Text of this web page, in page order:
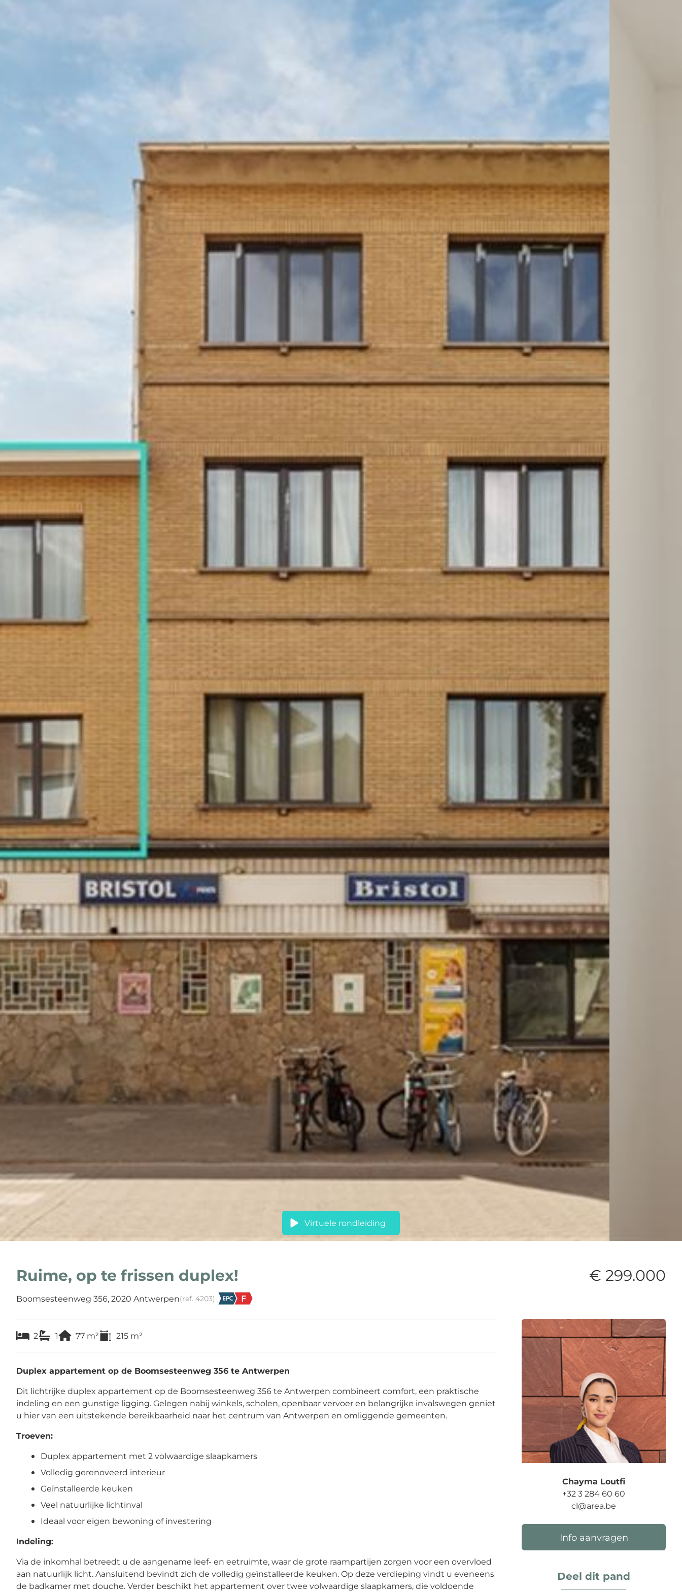
Virtuele rondleiding
Ruime, op te frissen duplex! € 299.000
Boomsesteenweg 356, 2020 Antwerpen(ref. 4203)
2 1 77 m² 215 m²
Duplex appartement op de Boomsesteenweg 356 te Antwerpen
Dit lichtrijke duplex appartement op de Boomsesteenweg 356 te Antwerpen combineert comfort, een praktische
indeling en een gunstige ligging. Gelegen nabij winkels, scholen, openbaar vervoer en belangrijke invalswegen geniet
u hier van een uitstekende bereikbaarheid naar het centrum van Antwerpen en omliggende gemeenten.
Troeven:
Duplex appartement met 2 volwaardige slaapkamers
Volledig gerenoveerd interieur
Geïnstalleerde keuken
Veel natuurlijke lichtinval
Ideaal voor eigen bewoning of investering
Indeling:
Via de inkomhal betreedt u de aangename leef- en eetruimte, waar de grote raampartijen zorgen voor een overvloed
aan natuurlijk licht. Aansluitend bevindt zich de volledig geïnstalleerde keuken. Op deze verdieping vindt u eveneens
de badkamer met douche. Verder beschikt het appartement over twee volwaardige slaapkamers, die voldoende
Chayma Loutfi
+32 3 284 60 60
cl@area.be
Info aanvragen
Deel dit pand